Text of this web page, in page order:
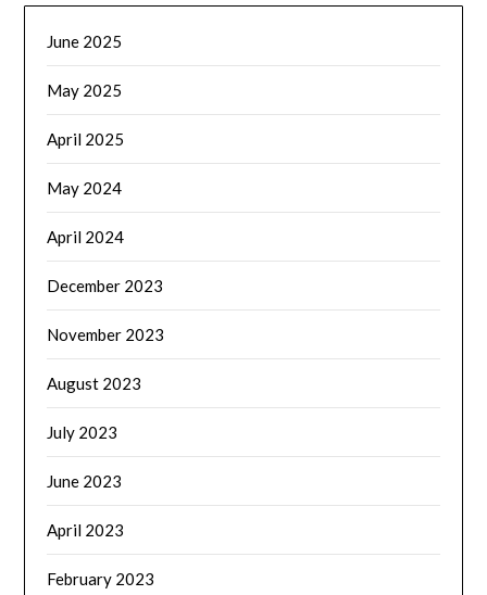
June 2025
May 2025
April 2025
May 2024
April 2024
December 2023
November 2023
August 2023
July 2023
June 2023
April 2023
February 2023